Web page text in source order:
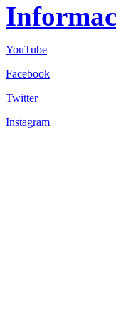
YouTube
Facebook
Twitter
Instagram